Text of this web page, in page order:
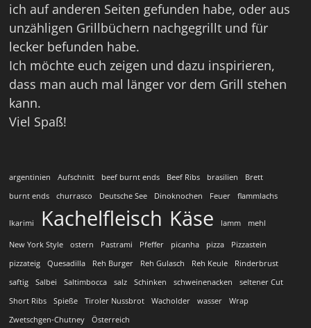
ich auf anderen Seiten gefunden habe, oder aus
unzähligen Grillbüchern nachgegrillt und für
lecker befunden habe.
Ich möchte euch zeigen und dazu inspirieren,
dass man auch mal länger vor dem Grill stehen
kann.
Viel Spaß!
argentinien Aufschnitt beef burnt ends Beef Ribs brasilien
Brett
burnt ends
churrasco Deutsche See Dinoknochen Feuer flammlachs
Ikarimi Kachelfleisch Käse lamm mehl
New York Style ostern Pastrami Pfeffer picanha pizza
Pizzastein
pizzateig
Quesadilla Reh Burger Reh Gulasch Reh Keule
Rinderbrust
saftig
Salbei Saltimbocca salz Schinken schweinenacken
seltener Cut
Short Ribs
Spieße Tiroler Nussbrot Wacholder wasser
Wrap
Zwetschgen-Chutney
Österreich